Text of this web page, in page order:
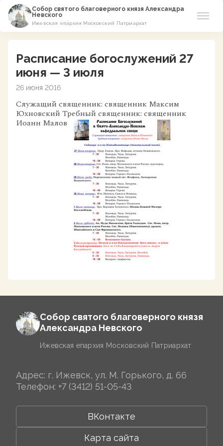
Собор святого благоверного князя Александра
Невского
Ижевская епархия Московский Патриархат
Азы Православия
Расписание
Виртуальный музей
Пожертвование
Расписание богослужений 27
июня — 3 июля
26 июня 2016
Служащий священник: священник Максим
Юхновский Требный священник: священник
Иоанн Малов
Собор святого благоверного князя
Александра Невского
Ижевская епархия Московский Патриархат
Адрес: г. Ижевск, ул. М. Горького, д. 66
Телефон: +7 (3412) 51-05-43
ВКонтакте
Карта сайта